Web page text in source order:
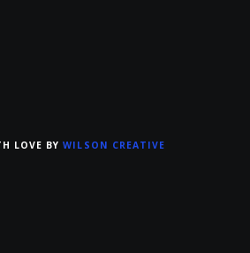
LOVE BYWILSON CREATIVE